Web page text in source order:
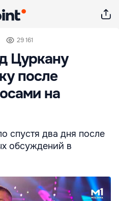
29 161
Цуркану
после
на
спустя два дня после
обсуждений в